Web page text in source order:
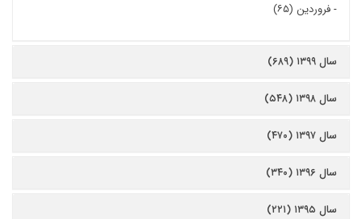
-فروردین (۶۵)
سال ۱۳۹۹ (۶۸۹)
سال ۱۳۹۸ (۵۴۸)
سال ۱۳۹۷ (۴۷۰)
سال ۱۳۹۶ (۳۴۰)
سال ۱۳۹۵ (۲۲۱)